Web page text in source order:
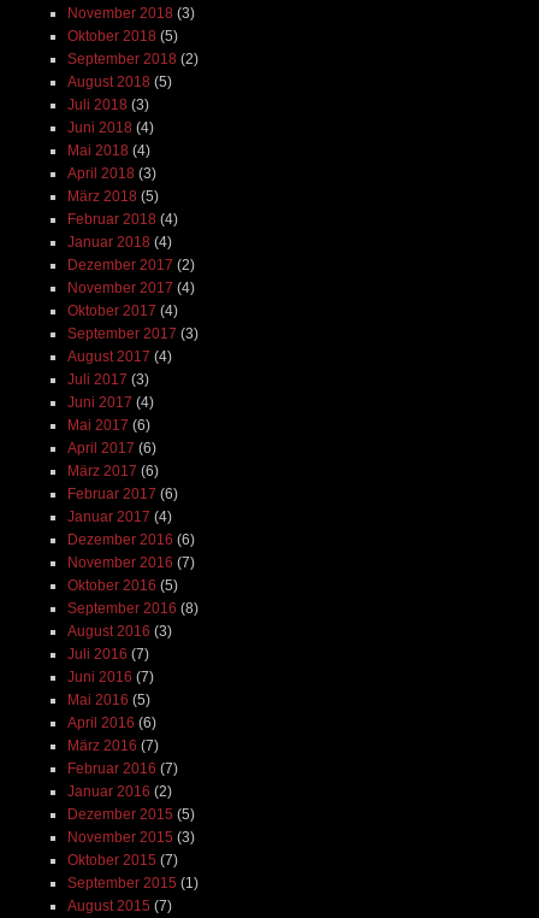
November 2018 (3)
Oktober 2018 (5)
September 2018 (2)
August 2018 (5)
Juli 2018 (3)
Juni 2018 (4)
Mai 2018 (4)
April 2018 (3)
März 2018 (5)
Februar 2018 (4)
Januar 2018 (4)
Dezember 2017 (2)
November 2017 (4)
Oktober 2017 (4)
September 2017 (3)
August 2017 (4)
Juli 2017 (3)
Juni 2017 (4)
Mai 2017 (6)
April 2017 (6)
März 2017 (6)
Februar 2017 (6)
Januar 2017 (4)
Dezember 2016 (6)
November 2016 (7)
Oktober 2016 (5)
September 2016 (8)
August 2016 (3)
Juli 2016 (7)
Juni 2016 (7)
Mai 2016 (5)
April 2016 (6)
März 2016 (7)
Februar 2016 (7)
Januar 2016 (2)
Dezember 2015 (5)
November 2015 (3)
Oktober 2015 (7)
September 2015 (1)
August 2015 (7)